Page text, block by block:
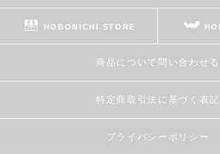
HOBONICHI STORE
商品について問い合わせる
特定商取引法に基づく表記
プライバシーポリシー